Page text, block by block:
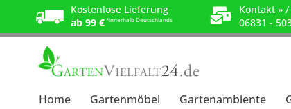
Kostenlose Lieferung
ab 99 €*innerhalb Deutschlands
Kontakt »/
06831 -
Home Gartenmöbel Gartenambiente